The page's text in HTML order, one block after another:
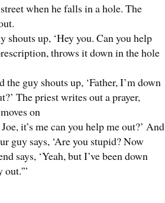
when he falls in a hole. The
shouts up, ‘Hey you. Can you help
throws it down in the hole
the guy shouts up, ‘Father, I’m down
The priest writes out a prayer,
on
it’s me can you help me out?’ And
guy says, ‘Are you stupid? Now
says, ‘Yeah, but I’ve been down
out.'”